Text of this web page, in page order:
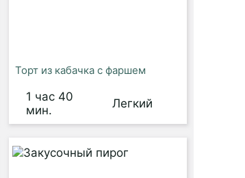
Торт из кабачка с фаршем
1 час 40
мин.
Легкий